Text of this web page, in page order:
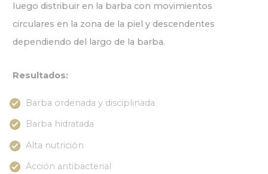
luego distribuir en la barba con movimientos
circulares en la zona de la piel y descendentes
dependiendo del largo de la barba.
Resultados:
Barba ordenada y disciplinada
Barba hidratada
Alta nutrición
Acción antibacterial